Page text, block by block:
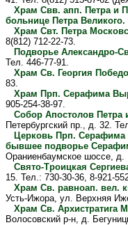
Храм Свв. апп. Петра и
больнице Петра Великого.
Храм Свт. Петра
8(812) 712-22-73.
Подворье Александро-
Тел. 446-77-91.
Храм Св. Георгия
83.
Храм Прп. Серафима
905-254-38-97.
Собор Апостолов Петра
Петербургский пр., д. 32.
Церковь Прп. Серафима
бывшее подворье
Ораниенбаумское шоссе, д.
Свято-Троицкая
15. Тел.: 730-30-36, 8-921-
Храм Св. равноап. вел.
Усть-Ижора, ул. Верхняя
Храм Св. Архистратига
Волосовский р-н, д.